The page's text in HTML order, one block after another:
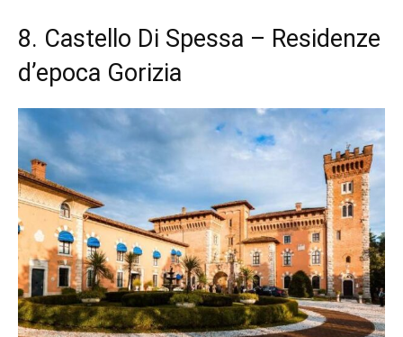
8. Castello Di Spessa – Residenze
d’epoca Gorizia